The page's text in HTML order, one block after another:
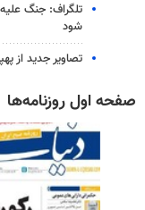
تلگراف: جنگ
شود
تصاویر جدید از
صفحه اول روزنامه‌ها